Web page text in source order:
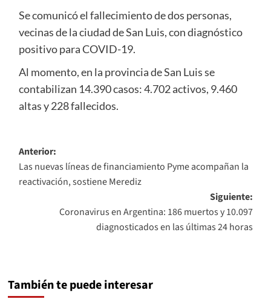
Se comunicó el fallecimiento de dos personas,
vecinas de la ciudad de San Luis, con diagnóstico
positivo para COVID-19.
Al momento, en la provincia de San Luis se
contabilizan 14.390 casos: 4.702 activos, 9.460
altas y 228 fallecidos.
Navegación
de
entradas
Anterior:
Las nuevas líneas de financiamiento Pyme acompañan la
reactivación, sostiene Merediz
Siguiente:
Coronavirus en Argentina: 186 muertos y 10.097
diagnosticados en las últimas 24 horas
También te puede interesar